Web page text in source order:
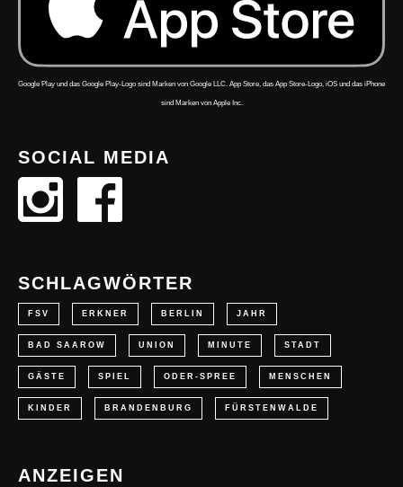
Google Play und das Google Play-Logo sind Marken von Google LLC. App Store, das App Store-Logo, iOS und das iPhone
sind Marken von Apple Inc.
SOCIAL MEDIA
SCHLAGWÖRTER
FSV ERKNER BERLIN JAHR
BAD SAAROW UNION MINUTE STADT
GÄSTE SPIEL ODER-SPREE MENSCHEN
KINDER BRANDENBURG FÜRSTENWALDE
ANZEIGEN